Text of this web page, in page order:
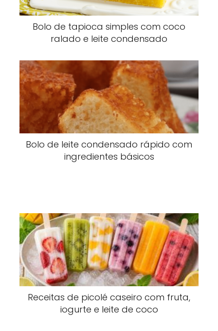
Bolo de tapioca simples com coco
ralado e leite condensado
Bolo de leite condensado rápido com
ingredientes básicos
Receitas de picolé caseiro com fruta,
iogurte e leite de coco